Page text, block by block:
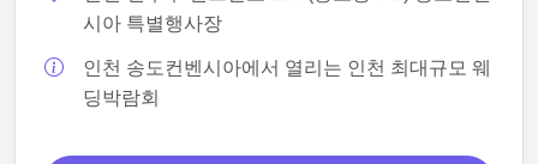
시아 특별행사장
인천 송도컨벤시아에서 열리는 인천 최대규모 웨
딩박람회